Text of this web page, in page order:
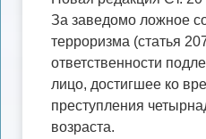
За заведомо ложное
терроризма (статья
ответственности
лицо, достигшее ко
преступления
возраста.